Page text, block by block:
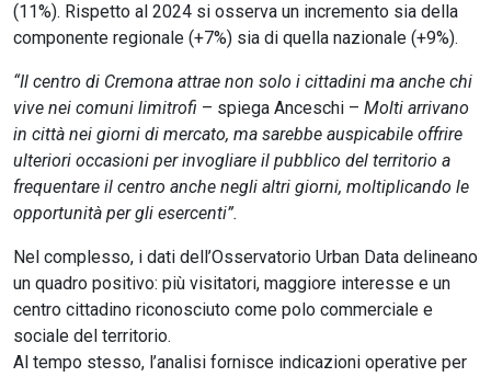
(11%). Rispetto al 2024 si osserva un incremento sia della
componente regionale (+7%) sia di quella nazionale (+9%).
“Il centro di Cremona attrae non solo i cittadini ma anche chi
vive nei comuni limitrofi – spiega Anceschi – Molti arrivano
in città nei giorni di mercato, ma sarebbe auspicabile offrire
ulteriori occasioni per invogliare il pubblico del territorio a
frequentare il centro anche negli altri giorni, moltiplicando le
opportunità per gli esercenti”.
Nel complesso, i dati dell’Osservatorio Urban Data delineano
un quadro positivo: più visitatori, maggiore interesse e un
centro cittadino riconosciuto come polo commerciale e
sociale del territorio.
Al tempo stesso, l’analisi fornisce indicazioni operative per